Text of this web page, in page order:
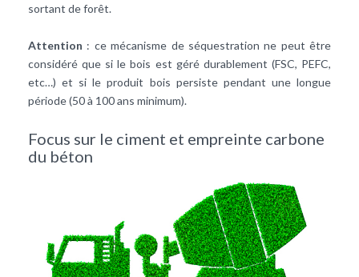
sortant de forêt.
Attention : ce mécanisme de séquestration ne peut être
considéré que si le bois est géré durablement (FSC, PEFC,
etc…) et si le produit bois persiste pendant une longue
période (50 à 100 ans minimum).
Focus sur le ciment et empreinte carbone
du béton